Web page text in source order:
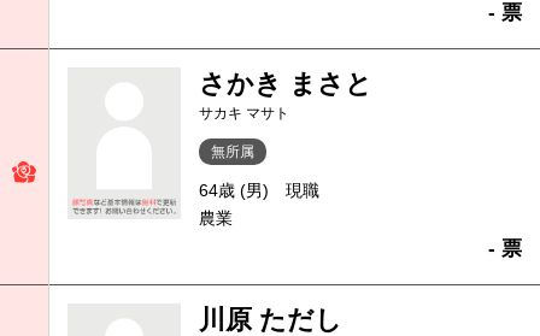
- 票
さかき まさと
サカキ マサト
無所属
64歳 (男)
現職
農業
- 票
川原 ただし